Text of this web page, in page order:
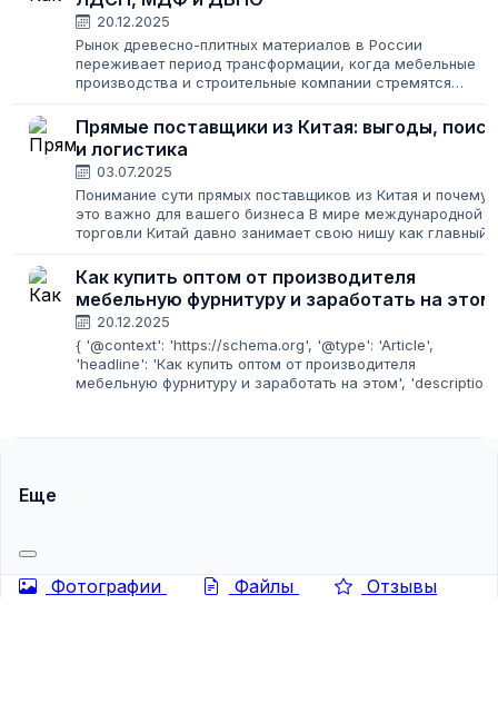
20.12.2025
Рынок древесно-плитных материалов в России
переживает период трансформации, когда мебельные
производства и строительные компании стремятся
заводами. Выбор между ЛДСП, МДФ и ДВПО...
Прямые поставщики из Китая: выгоды, поиск
и логистика
03.07.2025
Понимание сути прямых поставщиков из Китая и почему
это важно для вашего бизнеса В мире международной
торговли Китай давно занимает свою нишу как главный
товаров. Когда речь заходит...
Как купить оптом от производителя
мебельную фурнитуру и заработать на этом
20.12.2025
{ '@context': 'https://schema.org', '@type': 'Article',
'headline': 'Как купить оптом от производителя
мебельную фурнитуру и заработать на этом',
Еще
Фотографии Файлы Отзывы